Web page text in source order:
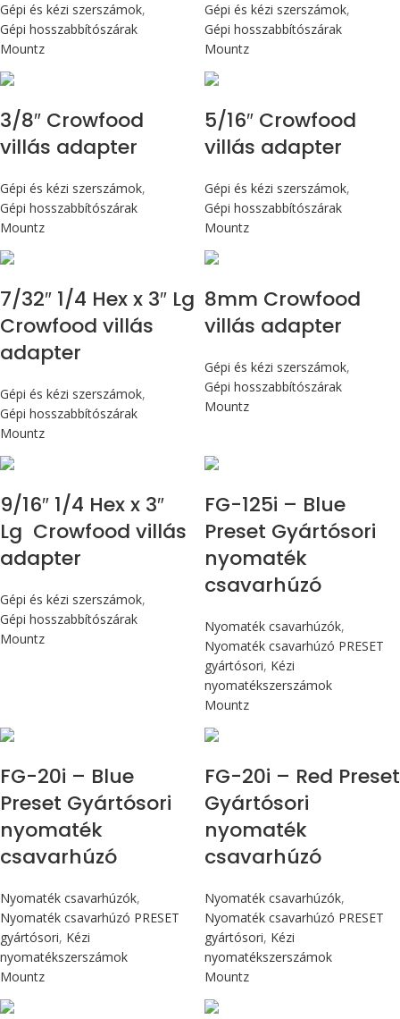
Gépi és kézi szerszámok,
Gépi hosszabbítószárak
Mountz
Gépi és kézi szerszámok,
Gépi hosszabbítószárak
Mountz
3/8″ Crowfood
villás adapter
Gépi és kézi szerszámok,
Gépi hosszabbítószárak
Mountz
5/16″ Crowfood
villás adapter
Gépi és kézi szerszámok,
Gépi hosszabbítószárak
Mountz
7/32″ 1/4 Hex x 3″ Lg
Crowfood villás
adapter
Gépi és kézi szerszámok,
Gépi hosszabbítószárak
Mountz
8mm Crowfood
villás adapter
Gépi és kézi szerszámok,
Gépi hosszabbítószárak
Mountz
9/16″ 1/4 Hex x 3″
Lg Crowfood villás
adapter
Gépi és kézi szerszámok,
Gépi hosszabbítószárak
Mountz
FG-125i – Blue
Preset Gyártósori
nyomaték
csavarhúzó
Nyomaték csavarhúzók,
Nyomaték csavarhúzó PRESET
gyártósori, Kézi
nyomatékszerszámok
Mountz
FG-20i – Blue
Preset Gyártósori
nyomaték
csavarhúzó
Nyomaték csavarhúzók,
Nyomaték csavarhúzó PRESET
gyártósori, Kézi
nyomatékszerszámok
Mountz
FG-20i – Red Preset
Gyártósori
nyomaték
csavarhúzó
Nyomaték csavarhúzók,
Nyomaték csavarhúzó PRESET
gyártósori, Kézi
nyomatékszerszámok
Mountz